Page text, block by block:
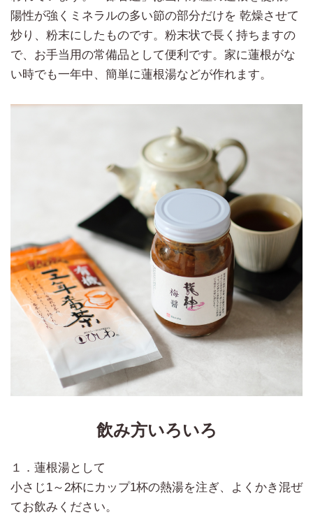
陽性が強くミネラルの多い節の部分だけを 乾燥させて
炒り、粉末にしたものです。粉末状で長く持ちますの
で、お手当用の常備品として便利です。家に蓮根がな
い時でも一年中、簡単に蓮根湯などが作れます。
飲み方いろいろ
１．蓮根湯として
小さじ1～2杯にカップ1杯の熱湯を注ぎ、よくかき混ぜ
てお飲みください。